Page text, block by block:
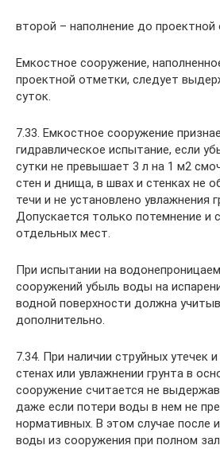
второй – наполнение до проектной
Емкостное сооружение,
проектной отметки, следует
суток.
7.33. Емкостное сооружение
гидравлическое испытание, если
сутки не превышает 3 л на 1 м2
стен и днища, в швах и стенках не
течи и не установлено увлажнения
Допускается только потемнение и
отдельных мест.
При испытании на
сооружений убыль воды на
водной поверхности должна
дополнительно.
7.34. При наличии струйных утечек
стенах или увлажнении грунта в
сооружение считается не
даже если потери воды в нем не
нормативных. В этом случае после
воды из сооружения при полном